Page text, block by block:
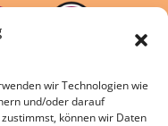
wir Technologien wie
und/oder darauf
können wir Daten